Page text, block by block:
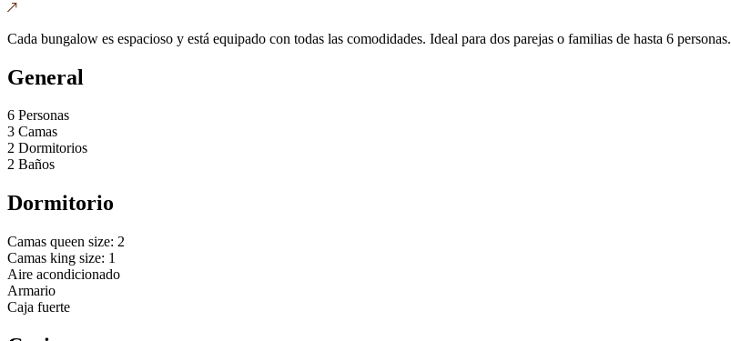
Cada bungalow es espacioso y está equipado con todas las comodidades. Ideal para dos parejas o familias de hasta 6 personas.
General
6 Personas
3 Camas
2 Dormitorios
2 Baños
Dormitorio
Camas queen size: 2
Camas king size: 1
Aire acondicionado
Armario
Caja fuerte